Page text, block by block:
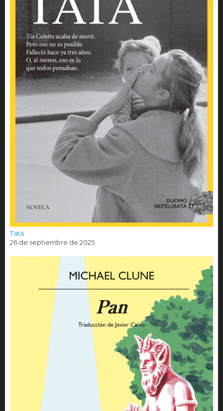
Tatá
26 de septiembre de 2025